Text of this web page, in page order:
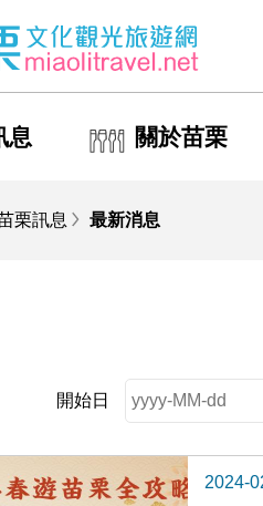
息 關於苗栗
栗訊息 最新消息
開始日
2024-